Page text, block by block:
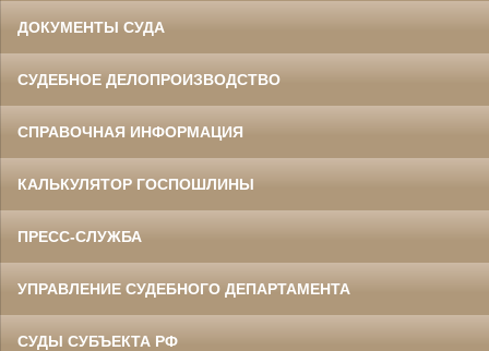
ДОКУМЕНТЫ СУДА
СУДЕБНОЕ ДЕЛОПРОИЗВОДСТВО
СПРАВОЧНАЯ ИНФОРМАЦИЯ
КАЛЬКУЛЯТОР ГОСПОШЛИНЫ
ПРЕСС-СЛУЖБА
УПРАВЛЕНИЕ СУДЕБНОГО ДЕПАРТАМЕНТА
СУДЫ СУБЪЕКТА РФ